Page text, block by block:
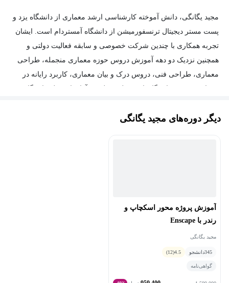
مجید یگانگی، دانش آموخته کارشناسی ارشد معماری از دانشگاه یزد و
پست مستر دیجیتال ترنسفورمیشن از دانشگاه آمستردام است. ایشان
تجربه همکاری با چندین شرکت خصوصی و سابقه فعالیت دولتی و
همچنین نزدیک دو دهه آموزش دروس حوزه معماری منجمله، طراحی
معماری، طراحی فنی، دروس درک و بیان معماری، کاربرد رایانه در
زاهدان، دانشگاه بین المللی چابهار و ... را در رزومه خود دارند. همچنین
دیگر دوره‌های مجید یگانگی
آموزش پروژه محور اسکچاپ و
رندر با Enscape
مجید یگانگی
345دانشجو 4.5
(12)
گواهی‌نامه